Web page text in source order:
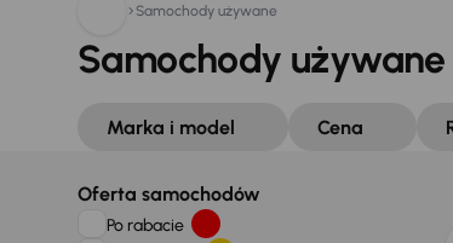
Samochody używane
Samochody
Marka i model Cena
Oferta samochodów
Po rabacie